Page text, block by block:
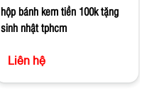
hộp bánh kem tiền 100k tặng
sinh nhật tphcm
Liên hệ